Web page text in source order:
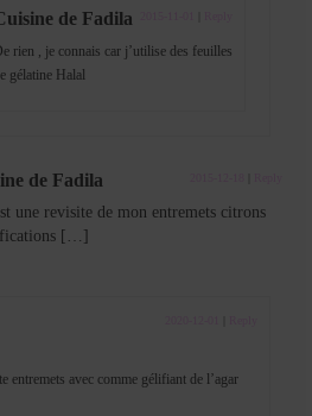
de Fadila
rien , je connais car j’utilise des feuilles
gélatine Halal
de Fadila
une revisite de mon entremets citrons
[…]
entremets avec comme gélifiant de l’agar